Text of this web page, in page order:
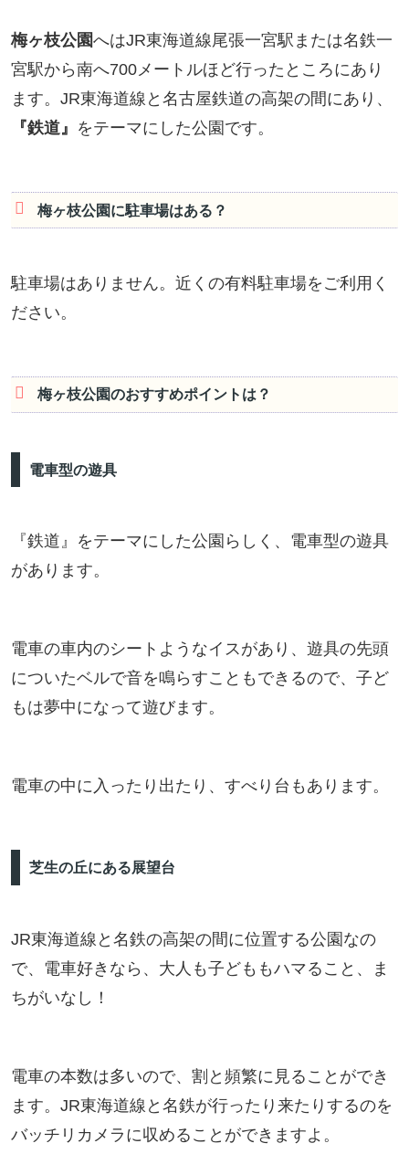
梅ヶ枝公園へはJR東海道線尾張一宮駅または名鉄一
宮駅から南へ700メートルほど行ったところにあり
ます。JR東海道線と名古屋鉄道の高架の間にあり、
『鉄道』 をテーマにした公園です。
梅ヶ枝公園に駐車場はある？
駐車場はありません。近くの有料駐車場をご利用く
ださい。
梅ヶ枝公園のおすすめポイントは？
電車型の遊具
『鉄道』をテーマにした公園らしく、電車型の遊具
があります。
電車の車内のシートようなイスがあり、遊具の先頭
についたベルで音を鳴らすこともできるので、子ど
もは夢中になって遊びます。
電車の中に入ったり出たり、すべり台もあります。
芝生の丘にある展望台
JR東海道線と名鉄の高架の間に位置する公園なの
で、電車好きなら、大人も子どももハマること、ま
ちがいなし！
電車の本数は多いので、割と頻繁に見ることができ
ます。JR東海道線と名鉄が行ったり来たりするのを
バッチリカメラに収めることができますよ。